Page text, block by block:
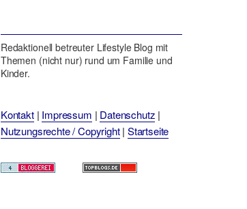
Redaktionell betreuter Lifestyle Blog mit
Themen (nicht nur) rund um Familie und
Kinder.
Kontakt| Impressum | Datenschutz |
Nutzungsrechte / Copyright| Startseite